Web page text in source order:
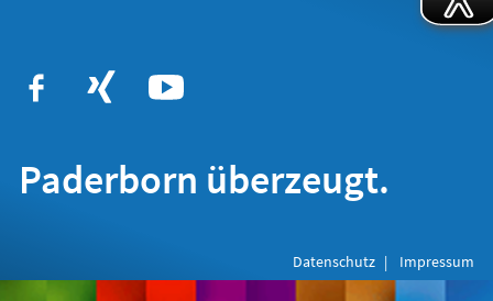
Paderborn überzeugt.
Datenschutz Impressum